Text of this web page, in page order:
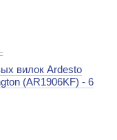
вилок Ardesto
(AR1906KF) - 6